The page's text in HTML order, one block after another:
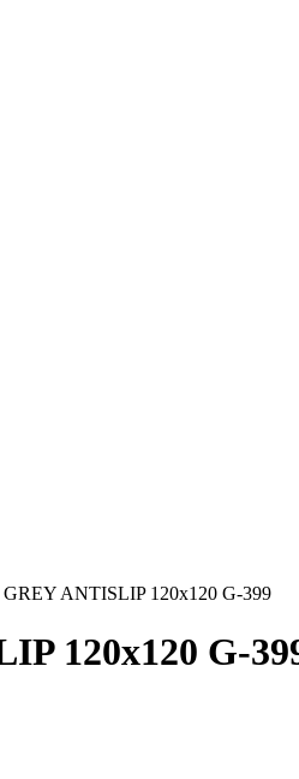
ANTISLIP 120х120 G-399
120х120 G-